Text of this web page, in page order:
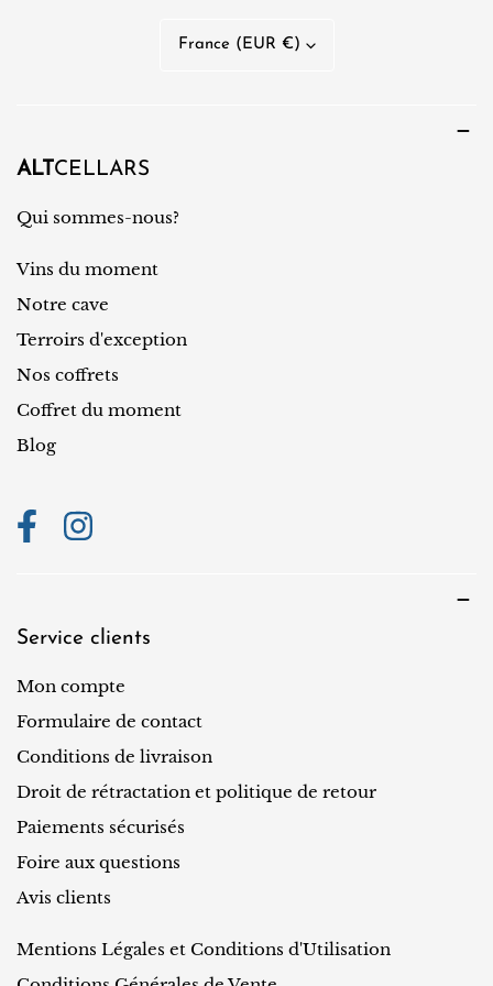
/
r
g
i
o
n
France (EUR €)
ALT CELLARS
Qui sommes-nous?
Vins du moment
Notre cave
Terroirs d'exception
Nos coffrets
Coffret du moment
Blog
Service clients
Mon compte
Formulaire de contact
Conditions de livraison
Droit de rétractation et politique de retour
Paiements sécurisés
Foire aux questions
Avis clients
Mentions Légales et Conditions d'Utilisation